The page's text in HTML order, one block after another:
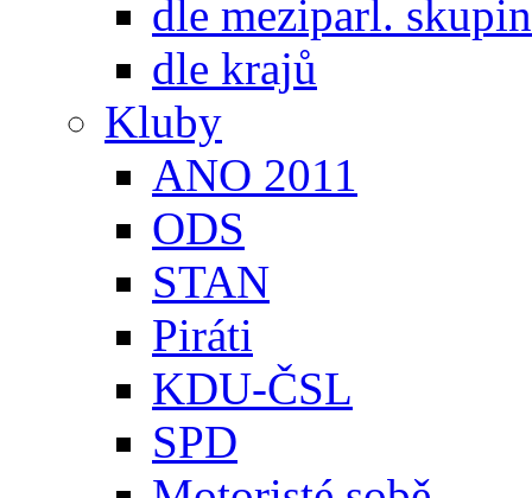
dle meziparl. skupin
dle krajů
Kluby
ANO 2011
ODS
STAN
Piráti
KDU-ČSL
SPD